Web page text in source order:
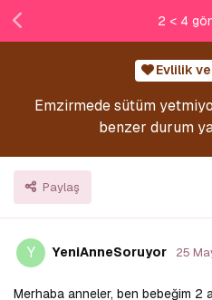
Evlilik
Emzirmede sütüm
benzer durum
Paylaş
2 < 4
Y YeniAnneSoruyor 25
Merhaba anneler, ben bebeğim 2